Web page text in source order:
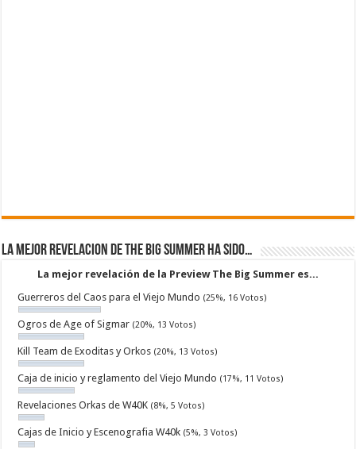
La mejor revelacion de The Big Summer ha sido…
La mejor revelación de la Preview The Big Summer es...
Guerreros del Caos para el Viejo Mundo (25%, 16 Votos)
Ogros de Age of Sigmar (20%, 13 Votos)
Kill Team de Exoditas y Orkos (20%, 13 Votos)
Caja de inicio y reglamento del Viejo Mundo (17%, 11 Votos)
Revelaciones Orkas de W40K (8%, 5 Votos)
Cajas de Inicio y Escenografia W40k (5%, 3 Votos)